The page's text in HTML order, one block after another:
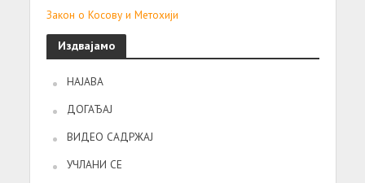
Закон о Косову и Метохији
Издвајамо
НАЈАВА
ДОГАЂАЈ
ВИДЕО САДРЖАЈ
УЧЛАНИ СЕ